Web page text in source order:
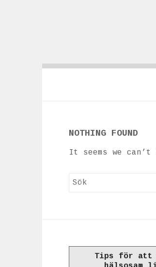
NOTHING FOUND
It seems we
Sök
Tips för att